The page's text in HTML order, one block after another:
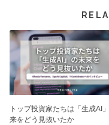
トップ投資家たちは「生成AI
来をどう見抜いたか